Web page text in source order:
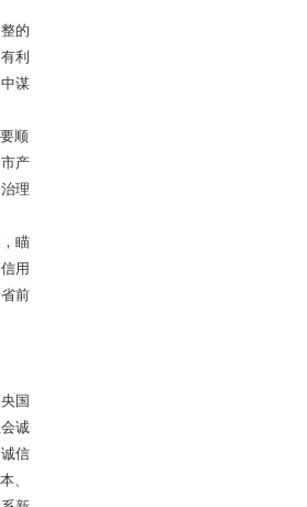
台建成至2020年底，共修复企业
，对照经济社会发展新形势和国
高，迫切需要解决关键、高应用
不同业务系统中，特别是使用国
合惩戒领域需进一步拓宽，仅对
响了我市社会信用体系建设工作
，严重影响了我市社会信用体系
深度与广度有待加强，信用对诚
，不断开创社会信用体系发展新
长注入新的内需驱动。在此背景
客观需要。面对新时代、新形